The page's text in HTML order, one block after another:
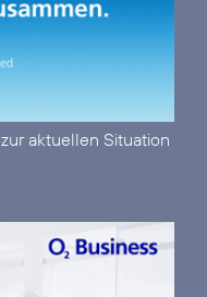
zur aktuellen Situation